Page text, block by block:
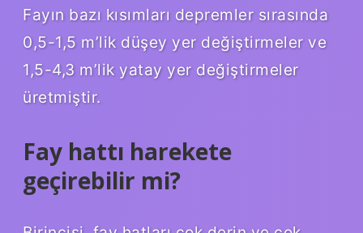
Fayın bazı kısımları depremler sırasında
0,5-1,5 m’lik düşey yer değiştirmeler ve
1,5-4,3 m’lik yatay yer değiştirmeler
üretmiştir.
Fay hattı harekete
geçirebilir mi?